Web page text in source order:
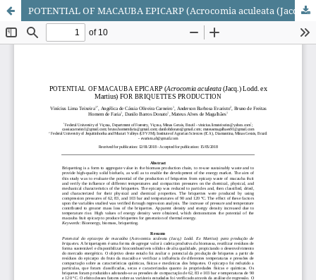
POTENTIAL OF MACAUBA EPICARP (Acrocomia aculeata (Jacq.) Lodd. ex Martius) FOR BRIQUETTES PRODUCTION